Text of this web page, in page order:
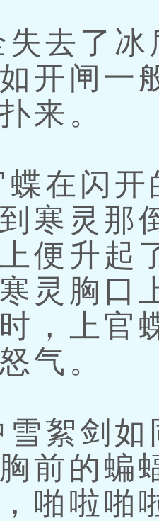
去了冰
开闸一
来。
在闪开
寒灵那
便升起
灵胸口
，上官
气。
絮剑如
前的蝙
啪啦啪